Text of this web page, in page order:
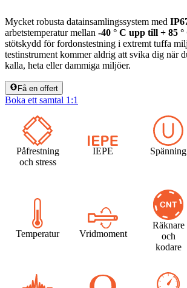
Mycket robusta datainsamlingssystem med
arbetstemperatur mellan -40 ° C upp till + 85 °
stötskydd för fordonstestning i extremt tuffa
testinstrument kommer aldrig att svika dig när
kalla, heta eller dammiga miljöer.
Få en offert
Boka ett samtal 1:1
Påfrestning
och stress
IEPE Spänning
Temperatur Vridmoment
Räknare
och
kodare